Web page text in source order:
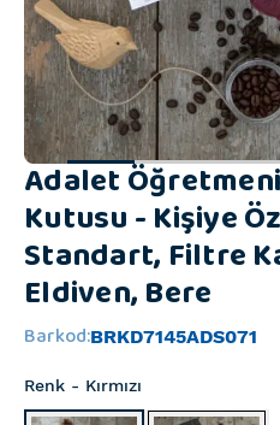
Adalet
Kutusu - Kişiye
Standart, Filtre
Eldiven, Bere
Barkod:BRKD7145ADS071
Renk - Kırmızı